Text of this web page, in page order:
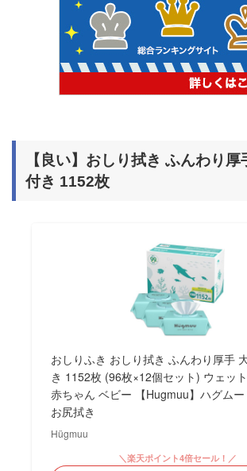
【良い】おしり拭き ふんわり
付き 1152枚
おしりふき おしり拭き ふんわり厚手
き 1152枚 (96枚×12個セット) ウェッ
赤ちゃん ベビー 【Hugmuu】ハグム
お尻拭き
Hügmuu
＼楽天ポイント4倍セール！／